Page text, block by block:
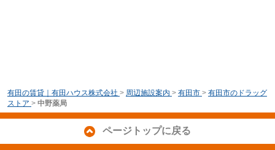
有田の賃貸｜有田ハウス株式会社 > 周辺施設案内 > 有田市 > 有田市のドラッグ
ストア > 中野薬局
ページトップに戻る